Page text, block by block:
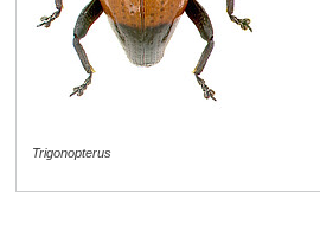
Trigonopterus